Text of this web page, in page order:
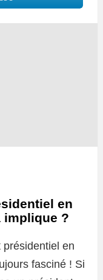
en
implique ?
en
fasciné ! Si